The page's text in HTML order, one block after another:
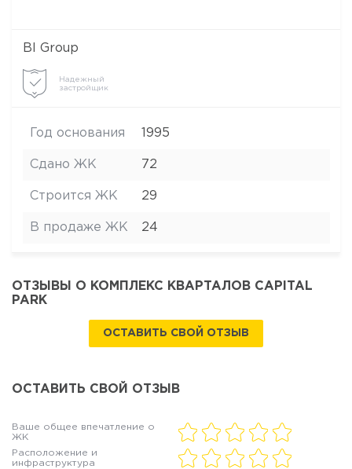
BI Group
Надежный
застройщик
Год основания 1995
Сдано ЖК 72
Строится ЖК 29
В продаже ЖК 24
ОТЗЫВЫ О КОМПЛЕКС КВАРТАЛОВ CAPITAL
PARK
ОСТАВИТЬ СВОЙ ОТЗЫВ
ОСТАВИТЬ СВОЙ ОТЗЫВ
Ваше общее впечатление о
ЖК
Расположение и
инфраструктура